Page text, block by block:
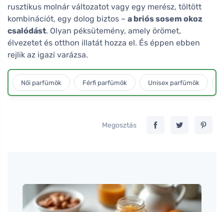
rusztikus molnár változatot vagy egy merész, töltött
kombinációt, egy dolog biztos – a briós sosem okoz
csalódást. Olyan péksütemény, amely örömet,
élvezetet és otthon illatát hozza el. És éppen ebben
rejlik az igazi varázsa.
Női parfümök Férfi parfümök Unisex parfümök
Megosztás